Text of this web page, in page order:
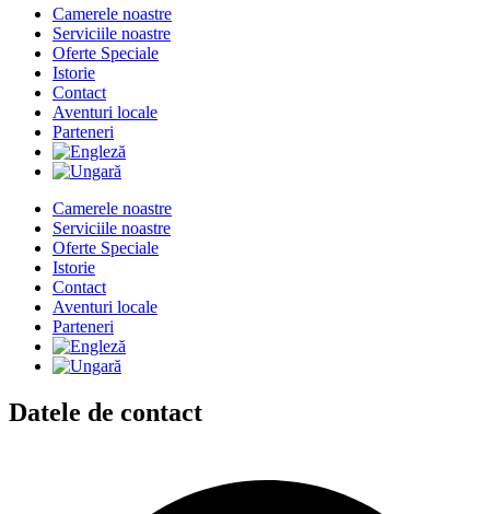
Camerele noastre
Serviciile noastre
Oferte Speciale
Istorie
Contact
Aventuri locale
Parteneri
Camerele noastre
Serviciile noastre
Oferte Speciale
Istorie
Contact
Aventuri locale
Parteneri
Datele de contact